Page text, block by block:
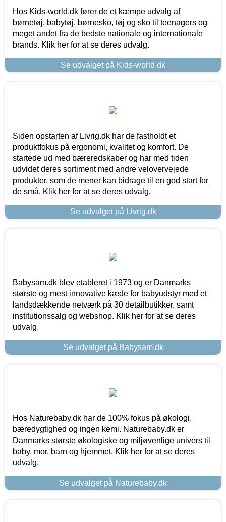
Hos Kids-world.dk fører de et kæmpe udvalg af
børnetøj, babytøj, børnesko, tøj og sko til teenagers og
meget andet fra de bedste nationale og internationale
brands. Klik her for at se deres udvalg.
Se udvalget på Kids-world.dk
Siden opstarten af Livrig.dk har de fastholdt et
produktfokus på ergonomi, kvalitet og komfort. De
startede ud med bæreredskaber og har med tiden
udvidet deres sortiment med andre velovervejede
produkter, som de mener kan bidrage til en god start for
de små. Klik her for at se deres udvalg.
Se udvalget på Livrig.dk
Babysam.dk blev etableret i 1973 og er Danmarks
største og mest innovative kæde for babyudstyr med et
landsdækkende netværk på 30 detailbutikker, samt
institutionssalg og webshop. Klik her for at se deres
udvalg.
Se udvalget på Babysam.dk
Hos Naturebaby.dk har de 100% fokus på økologi,
bæredygtighed og ingen kemi. Naturebaby.dk er
Danmarks største økologiske og miljøvenlige univers til
baby, mor, barn og hjemmet. Klik her for at se deres
udvalg.
Se udvalget på Naturebaby.dk